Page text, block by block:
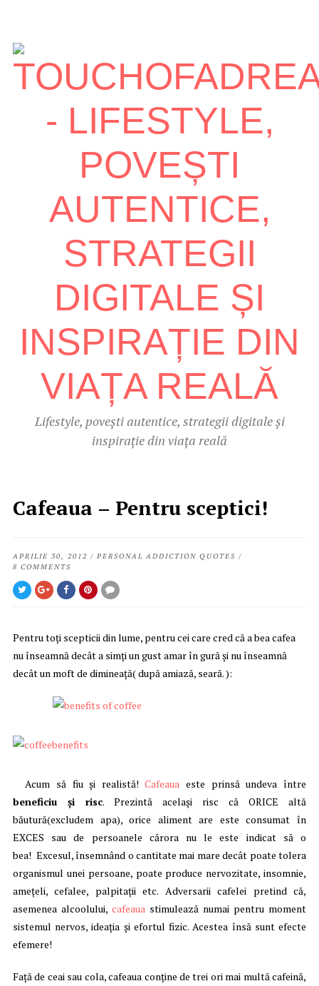
Lifestyle, povești autentice, strategii digitale și
inspirație din viața reală
Cafeaua – Pentru sceptici!
APRILIE 30, 2012 / PERSONAL ADDICTION QUOTES /
8 COMMENTS
Pentru toţi scepticii din lume, pentru cei care cred că a bea cafea
nu înseamnă decât a simţi un gust amar în gură şi nu înseamnă
decât un moft de dimineaţă( după amiază, seară. ):
Acum să fiu şi realistă!Cafeaua este prinsă undeva între
beneficiu şi risc. Prezintă acelaşi risc că ORICE altă
băutură(excludem apa), orice aliment are este consumat în
EXCES sau de persoanele cărora nu le este indicat să o
bea! Excesul, însemnând o cantitate mai mare decât poate tolera
organismul unei persoane, poate produce nervozitate, insomnie,
ameţeli, cefalee, palpitaţii etc. Adversarii cafelei pretind că,
asemenea alcoolului, cafeauastimulează numai pentru moment
sistemul nervos, ideaţia şi efortul fizic. Acestea însă sunt efecte
efemere!
Faţă de ceai sau cola, cafeaua conţine de trei ori mai multă cafeină,